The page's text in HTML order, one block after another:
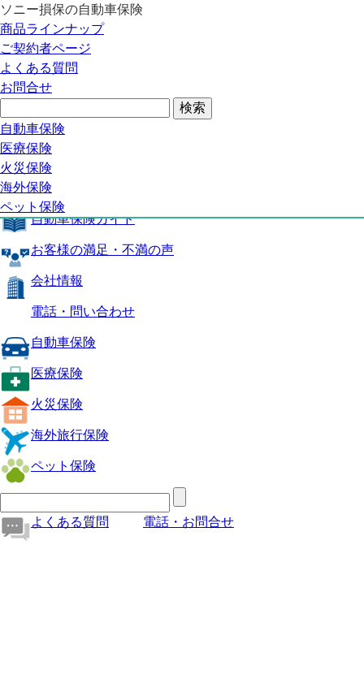
ソニー損保の自動車保険
商品ラインナップ
ご契約者ページ
よくある質問
お問合せ
自動車保険
医療保険
火災保険
海外保険
ペット保険
自動車保険トップ
商品の特長
補償内容
自動車保険ガイド
お客様の満足・不満の声
自動車保険トップ
商品の特長
補償内容
自動車保険ガイド
お客様の満足・不満の声
会社情報
電話・問い合わせ
自動車保険
医療保険
火災保険
海外旅行保険
ペット保険
よくある質問 電話・お問合せ